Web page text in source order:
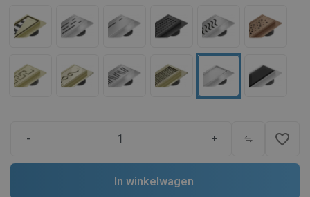
- + favorite_border
In winkelwagen